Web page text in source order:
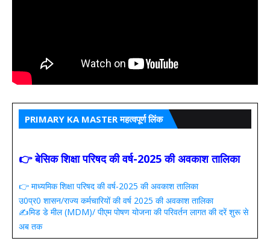
PRIMARY KA MASTER महत्वपूर्ण लिंक
👉 बेसिक शिक्षा परिषद की वर्ष-2025 की अवकाश तालिका
👉 माध्यमिक शिक्षा परिषद की वर्ष-2025 की अवकाश तालिका
उ0प्र0 शासन/राज्य कर्मचारियों की वर्ष 2025 की अवकाश तालिका
✍️मिड डे मील (MDM)/ पीएम पोषण योजना की परिवर्तन लागत की दरें शुरू से
अब तक